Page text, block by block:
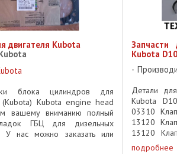
двигателя Kubota
блока цилиндров для
(Kubota) Kubota engine head
вашему вниманию полный
ГБЦ для дизельных
У нас можно заказать или
ГБЦ для следующих ...
Kubota
Детали
Kubota
03310
13120
13120
подробнее